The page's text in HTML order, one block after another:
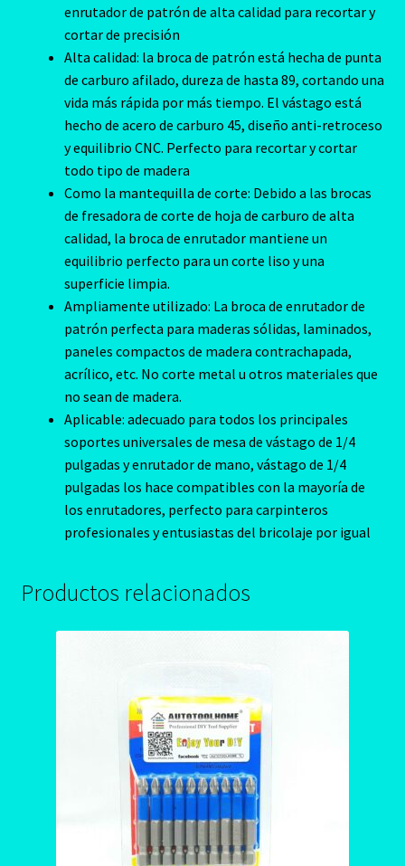
enrutador de patrón de alta calidad para recortar y
cortar de precisión
Alta calidad: la broca de patrón está hecha de punta
de carburo afilado, dureza de hasta 89, cortando una
vida más rápida por más tiempo. El vástago está
hecho de acero de carburo 45, diseño anti-retroceso
y equilibrio CNC. Perfecto para recortar y cortar
todo tipo de madera
Como la mantequilla de corte: Debido a las brocas
de fresadora de corte de hoja de carburo de alta
calidad, la broca de enrutador mantiene un
equilibrio perfecto para un corte liso y una
superficie limpia.
Ampliamente utilizado: La broca de enrutador de
patrón perfecta para maderas sólidas, laminados,
paneles compactos de madera contrachapada,
acrílico, etc. No corte metal u otros materiales que
no sean de madera.
Aplicable: adecuado para todos los principales
soportes universales de mesa de vástago de 1/4
pulgadas y enrutador de mano, vástago de 1/4
pulgadas los hace compatibles con la mayoría de
los enrutadores, perfecto para carpinteros
profesionales y entusiastas del bricolaje por igual
Productos relacionados